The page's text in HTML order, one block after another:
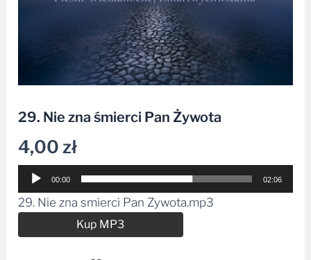
29. Nie zna śmierci Pan Żywota
4,00zł
Odtwarzacz
plików
dźwiękowych
00:00 02:06
29. Nie zna smierci Pan Zywota.mp3
Kup MP3